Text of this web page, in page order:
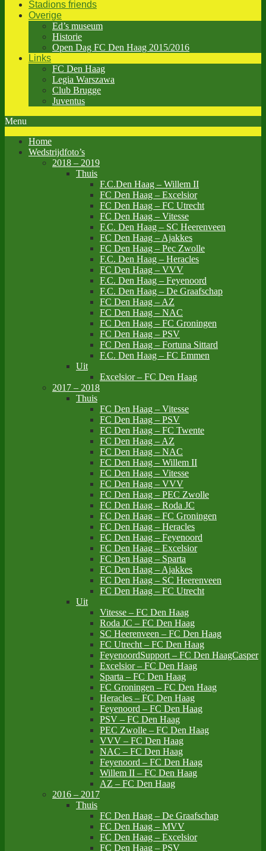
Stadions friends
Overige
Ed’s museum
Historie
Open Dag FC Den Haag 2015/2016
Links
FC Den Haag
Legia Warszawa
Club Brugge
Juventus
Menu
Home
Wedstrijdfoto’s
2018 – 2019
Thuis
F.C.Den Haag – Willem II
FC Den Haag – Excelsior
FC Den Haag – FC Utrecht
FC Den Haag – Vitesse
F.C. Den Haag – SC Heerenveen
FC Den Haag – Ajakkes
FC Den Haag – Pec Zwolle
F.C. Den Haag – Heracles
FC Den Haag – VVV
F.C. Den Haag – Feyenoord
F.C. Den Haag – De Graafschap
FC Den Haag – AZ
FC Den Haag – NAC
FC Den Haag – FC Groningen
FC Den Haag – PSV
FC Den Haag – Fortuna Sittard
F.C. Den Haag – FC Emmen
Uit
Excelsior – FC Den Haag
2017 – 2018
Thuis
FC Den Haag – Vitesse
FC Den Haag – PSV
FC Den Haag – FC Twente
FC Den Haag – AZ
FC Den Haag – NAC
FC Den Haag – Willem II
FC Den Haag – Vitesse
FC Den Haag – VVV
FC Den Haag – PEC Zwolle
FC Den Haag – Roda JC
FC Den Haag – FC Groningen
FC Den Haag – Heracles
FC Den Haag – Feyenoord
FC Den Haag – Excelsior
FC Den Haag – Sparta
FC Den Haag – Ajakkes
FC Den Haag – SC Heerenveen
FC Den Haag – FC Utrecht
Uit
Vitesse – FC Den Haag
Roda JC – FC Den Haag
SC Heerenveen – FC Den Haag
FC Utrecht – FC Den Haag
FeyenoordSupport – FC Den HaagCasper
Excelsior – FC Den Haag
Sparta – FC Den Haag
FC Groningen – FC Den Haag
Heracles – FC Den Haag
Feyenoord – FC Den Haag
PSV – FC Den Haag
PEC Zwolle – FC Den Haag
VVV – FC Den Haag
NAC – FC Den Haag
Feyenoord – FC Den Haag
Willem II – FC Den Haag
AZ – FC Den Haag
2016 – 2017
Thuis
FC Den Haag – De Graafschap
FC Den Haag – MVV
FC Den Haag – Excelsior
FC Den Haag – PSV